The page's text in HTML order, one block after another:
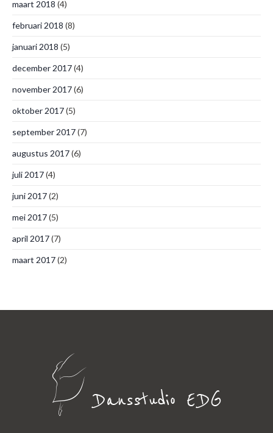
maart 2018 (4)
februari 2018 (8)
januari 2018 (5)
december 2017(4)
november 2017(6)
oktober 2017(5)
september 2017(7)
augustus 2017(6)
juli 2017(4)
juni 2017(2)
mei 2017(5)
april 2017(7)
maart 2017(2)